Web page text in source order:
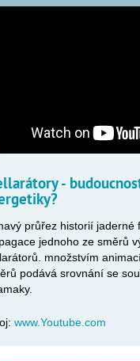
-
průřez historií jaderné
jednoho ze směrů
množstvím
podává srovnání se
www.Youtube.com